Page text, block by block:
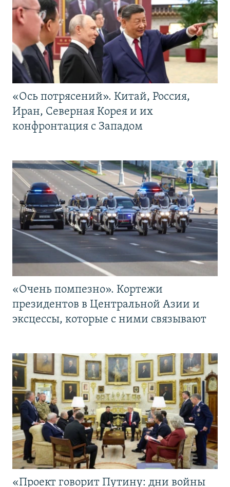
«Ось потрясений». Китай, Россия,
Иран, Северная Корея и их
конфронтация с Западом
«Очень помпезно». Кортежи
президентов в Центральной Азии и
эксцессы, которые с ними связывают
«Проект говорит Путину: дни войны